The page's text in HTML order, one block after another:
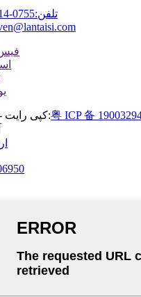
تلفن:0755-84656214
© کپی رایت - 2020-2021:粤 ICP 备